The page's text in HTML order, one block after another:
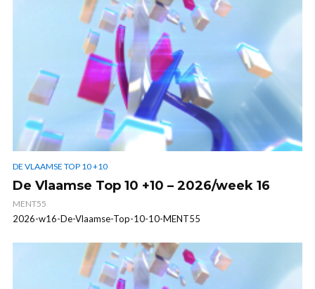
DE VLAAMSE TOP 10 +10
De Vlaamse Top 10 +10 – 2026/week 16
MENT55
2026-w16-De-Vlaamse-Top-10-10-MENT55